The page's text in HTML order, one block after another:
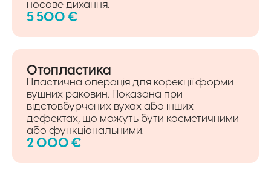
носове дихання.
5 500 €
Отопластика
Пластична операція для корекції форми
вушних раковин. Показана при
відстовбурчених вухах або інших
дефектах, що можуть бути косметичними
або функціональними.
2 000 €